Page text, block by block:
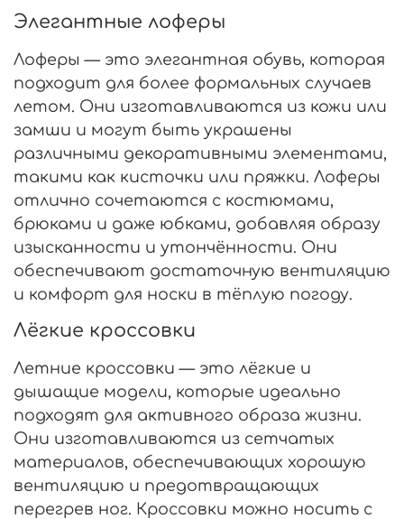
Элегантные лоферы
Лоферы — это элегантная обувь, которая
подходит для более формальных случаев
летом. Они изготавливаются из кожи или
замши и могут быть украшены
различными декоративными элементами,
такими как кисточки или пряжки. Лоферы
отлично сочетаются с костюмами,
брюками и даже юбками, добавляя образу
изысканности и утончённости. Они
обеспечивают достаточную вентиляцию
и комфорт для носки в тёплую погоду.
Лёгкие кроссовки
Летние кроссовки — это лёгкие и
дышащие модели, которые идеально
подходят для активного образа жизни.
Они изготавливаются из сетчатых
материалов, обеспечивающих хорошую
вентиляцию и предотвращающих
перегрев ног. Кроссовки можно носить с